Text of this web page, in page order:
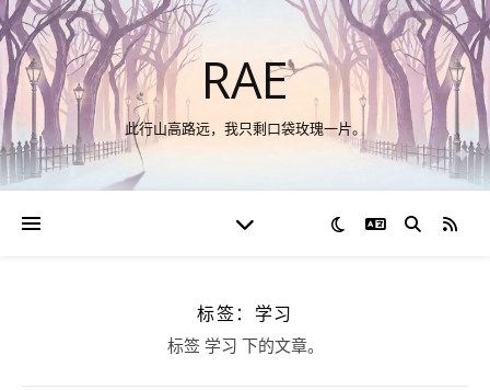
RAE
此行山高路远，我只剩口袋玫瑰一片。
切换语言RSS
标签：学习
标签 学习 下的文章。